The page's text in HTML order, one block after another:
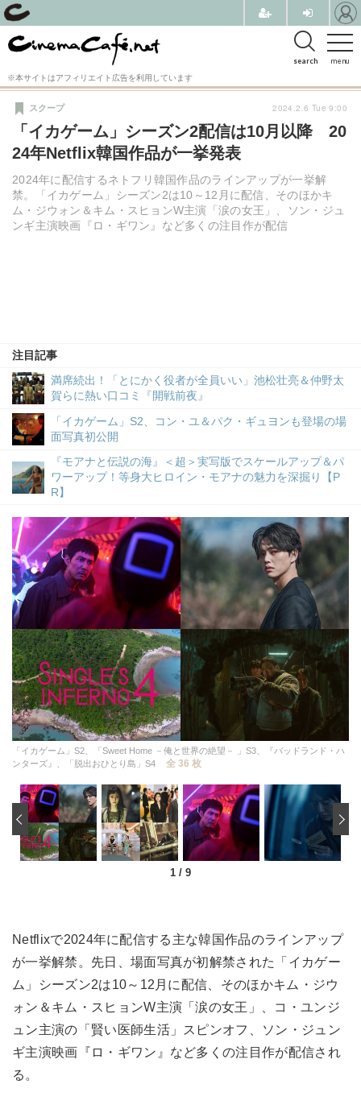
menu
search
※本サイトはアフィリエイト広告を利用しています
「イカゲーム」シーズン2配信は10月以降 20
24年Netflix韓国作品が一挙発表
2024年に配信するネトフリ韓国作品のラインアップが一挙解
禁。「イカゲーム」シーズン2は10～12月に配信、そのほかキ
ム・ジウォン＆キム・スヒョンW主演「涙の女王」、ソン・ジュ
ンギ主演映画『ロ・ギワン』など多くの注目作が配信
スクープ
注目記事
満席続出！「とにかく役者が全員いい」池松壮亮＆仲野太
賀らに熱い口コミ『開戦前夜』
「イカゲーム」S2、コン・ユ＆パク・ギュヨンも登場の場
面写真初公開
『モアナと伝説の海』＜超＞実写版でスケールアップ＆パ
ワーアップ！等身大ヒロイン・モアナの魅力を深掘り【P
R】
2024.2.6 Tue 9:00
「イカゲーム」S2、「Sweet Home －俺と世界の絶望－ 」S3、『バッドランド・ハ
ンターズ』、「脱出おひとり島」S4
全 36 枚
1 / 9
‹
Netflixで2024年に配信する主な韓国作品のラインアップ
が一挙解禁。先日、場面写真が初解禁された「イカゲー
ム」シーズン2は10～12月に配信、そのほかキム・ジウ
ォン＆キム・スヒョンW主演「涙の女王」、コ・ユンジ
ュン主演の「賢い医師生活」スピンオフ、ソン・ジュン
ギ主演映画『ロ・ギワン』など多くの注目作が配信され
る。